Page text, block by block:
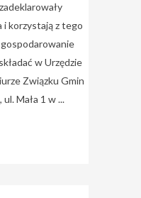
korzystają z tego
gospodarowanie
w Urzędzie
Związku Gmin
Mała 1 w ...